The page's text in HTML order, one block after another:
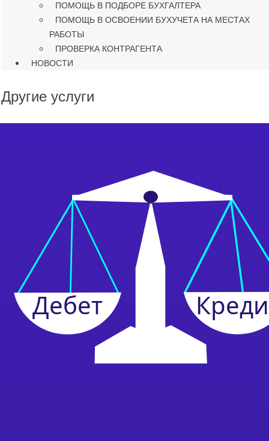
ПОМОЩЬ В ПОДБОРЕ БУХГАЛТЕРА
ПОМОЩЬ В ОСВОЕНИИ БУХУЧЕТА НА МЕСТАХ
РАБОТЫ
ПРОВЕРКА КОНТРАГЕНТА
НОВОСТИ
Другие услуги
Дебет